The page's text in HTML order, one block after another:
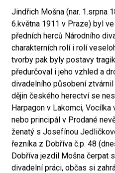
Jindřich Mošna (nar. 1.srpna
6.května 1911 v Praze) byl
předních herců Národního
charakterních rolí i rolí
tvorby pak byly postavy
předurčoval i jeho vzhled a
divadelního působení
dějin českého herectví se
Harpagon v Lakomci,
nebo principál v Prodané
ženatý s Josefínou
řezníka z Dobříva č.p. 48
Dobříva jezdil Mošna čerpat
divadelní práci, občas si